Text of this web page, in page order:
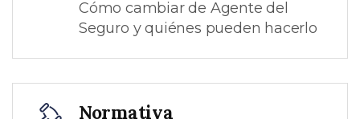
Cómo cambiar de Agente del
Seguro y quiénes pueden hacerlo
Normativa